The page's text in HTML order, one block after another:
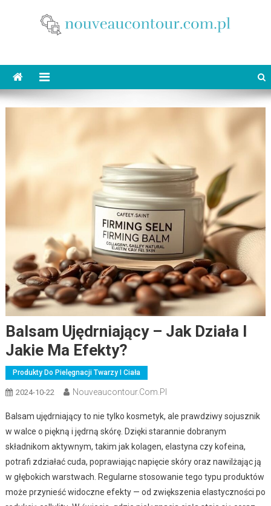
Balsam Ujędrniający – Jak Działa I
Jakie Ma Efekty?
Produkty Do Pielęgnacji Twarzy I Ciała
2024-10-22 Nouveaucontour.com.pl
Balsam ujędrniający to nie tylko kosmetyk, ale prawdziwy sojusznik
w walce o piękną i jędrną skórę. Dzięki starannie dobranym
składnikom aktywnym, takim jak kolagen, elastyna czy kofeina,
potrafi zdziałać cuda, poprawiając napięcie skóry oraz nawilżając ją
w głębokich warstwach. Regularne stosowanie tego typu produktów
może przynieść widoczne efekty — od zwiększenia elastyczności po